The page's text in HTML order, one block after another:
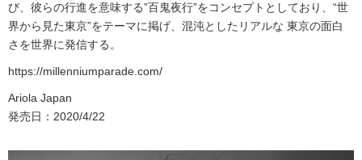
び、彼らの⾏進を意味する”百⻤夜⾏”をコンセプトとしており、“世
界から⾒た東京”をテーマに掲げ、混沌としたリアルな 東京の⾯⽩
さを世界に発信する。
https://millenniumparade.com/
Ariola Japan
発売日：2020/4/22